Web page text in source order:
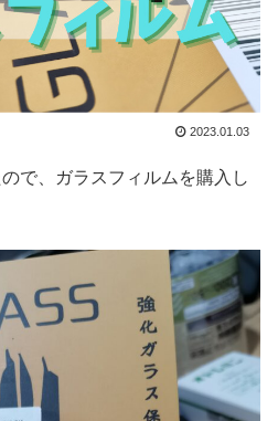
2023.01.03
で、ガラスフィルムを購入し